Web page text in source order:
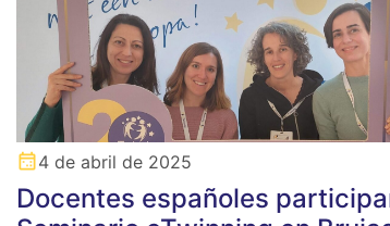
4 de abril de 2025
Docentes españoles